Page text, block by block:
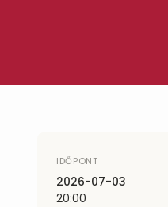
IDŐPONT
2026-07-03
20:00